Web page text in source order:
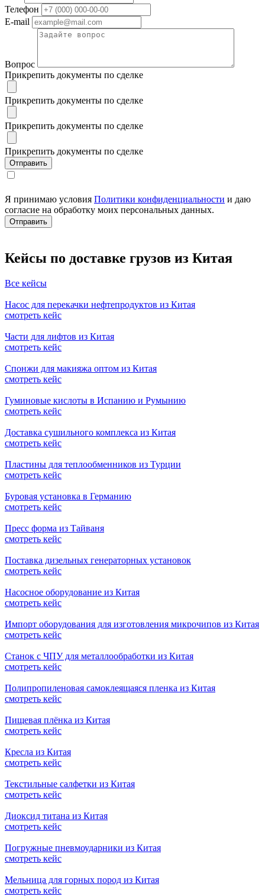
Телефон
E-mail
Вопрос
Прикрепить документы по сделке
Прикрепить документы по сделке
Прикрепить документы по сделке
Прикрепить документы по сделке
Я принимаю условия Политики конфиденциальности и даю
согласие на обработку моих персональных данных.
Кейсы по доставке грузов из Китая
Все кейсы
Насос для перекачки нефтепродуктов из Китая
смотреть кейс
Части для лифтов из Китая
смотреть кейс
Спонжи для макияжа оптом из Китая
смотреть кейс
Гуминовые кислоты в Испанию и Румынию
смотреть кейс
Доставка сушильного комплекса из Китая
смотреть кейс
Пластины для теплообменников из Турции
смотреть кейс
Буровая установка в Германию
смотреть кейс
Пресс форма из Тайваня
смотреть кейс
Поставка дизельных генераторных установок
смотреть кейс
Насосное оборудование из Китая
смотреть кейс
Импорт оборудования для изготовления микрочипов из Китая
смотреть кейс
Станок с ЧПУ для металлообработки из Китая
смотреть кейс
Полипропиленовая самоклеящаяся пленка из Китая
смотреть кейс
Пищевая плёнка из Китая
смотреть кейс
Кресла из Китая
смотреть кейс
Текстильные салфетки из Китая
смотреть кейс
Диоксид титана из Китая
смотреть кейс
Погружные пневмоударники из Китая
смотреть кейс
Мельница для горных пород из Китая
смотреть кейс